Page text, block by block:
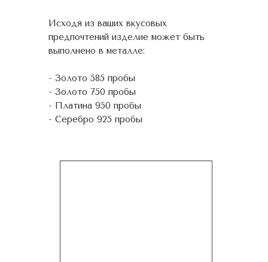
Исходя из ваших вкусовых
предпочтений изделие может быть
выполнено в металле:
- Золото 585 пробы
- Золото 750 пробы
- Платина 950 пробы
- Серебро 925 пробы